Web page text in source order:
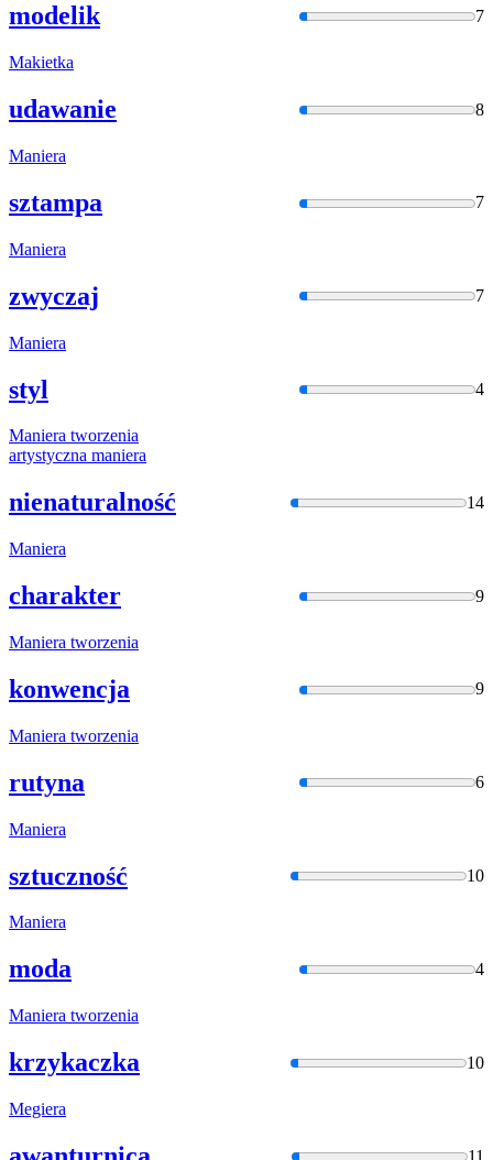
modelik 7
Makietka
udawanie 8
Maniera
sztampa 7
Maniera
zwyczaj 7
Maniera
styl 4
Maniera tworzenia
artystyczna maniera
nienaturalność 14
Maniera
charakter 9
Maniera tworzenia
konwencja 9
Maniera tworzenia
rutyna 6
Maniera
sztuczność 10
Maniera
moda 4
Maniera tworzenia
krzykaczka 10
Megiera
11